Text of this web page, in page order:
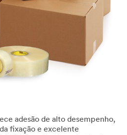
adesão de alto desempenho,
fixação e excelente